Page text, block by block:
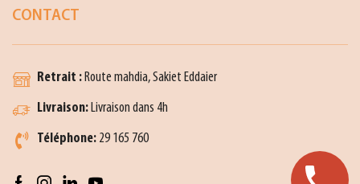
CONTACT
Retrait :Route mahdia, Sakiet Eddaier
Livraison:Livraison dans 4h
Téléphone: 29 165 760